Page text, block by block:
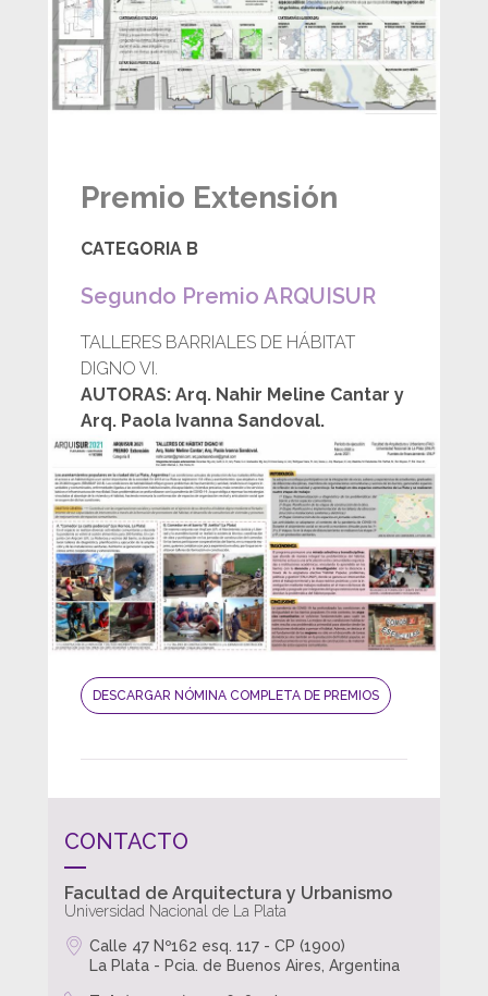
Premio Extensión
CATEGORIA B
Segundo Premio ARQUISUR
TALLERES BARRIALES DE HÁBITAT
DIGNO VI.
AUTORAS: Arq. Nahir Meline Cantar y
Arq. Paola Ivanna Sandoval.
DESCARGAR NÓMINA COMPLETA DE PREMIOS
CONTACTO
Facultad de Arquitectura y Urbanismo
Universidad Nacional de La Plata
Calle 47 Nº162 esq. 117 - CP (1900)
La Plata - Pcia. de Buenos Aires, Argentina